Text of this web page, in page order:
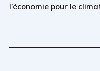
l’économie pour le